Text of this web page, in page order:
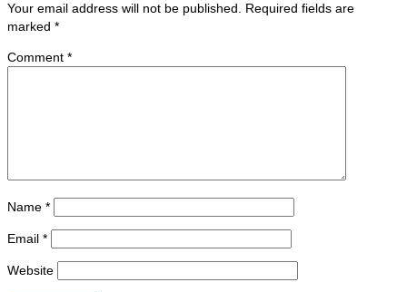
Your email address will not be published.
Required fields are
marked *
Comment *
Name *
Email *
Website